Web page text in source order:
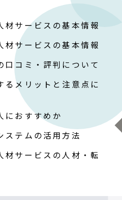
サービスの基本情報
サービスの基本情報
コミ・評判について
メリットと注意点に
おすすめか
テムの活用方法
サービスの人材・転